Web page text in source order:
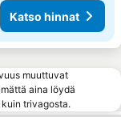
Katso hinnat
muuttuvat
aina löydä
trivagosta.